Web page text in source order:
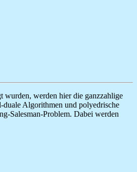
wurden, werden hier die ganzzahlige
duale Algorithmen und polyedrische
Salesman-Problem. Dabei werden